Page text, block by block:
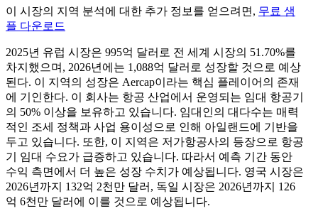
이 시장의 지역 분석에 대한 추가 정보를 얻으려면, 무료 샘
플 다운로드
2025년 유럽 시장은 995억 달러로 전 세계 시장의 51.70%를
차지했으며, 2026년에는 1,088억 달러로 성장할 것으로 예상
된다. 이 지역의 성장은 Aercap이라는 핵심 플레이어의 존재
에 기인한다. 이 회사는 항공 산업에서 운영되는 임대 항공기
의 50% 이상을 보유하고 있습니다. 임대인의 대다수는 매력
적인 조세 정책과 사업 용이성으로 인해 아일랜드에 기반을
두고 있습니다. 또한, 이 지역은 저가항공사의 등장으로 항공
기 임대 수요가 급증하고 있습니다. 따라서 예측 기간 동안
수익 측면에서 더 높은 성장 수치가 예상됩니다. 영국 시장은
2026년까지 132억 2천만 달러, 독일 시장은 2026년까지 126
억 6천만 달러에 이를 것으로 예상됩니다.